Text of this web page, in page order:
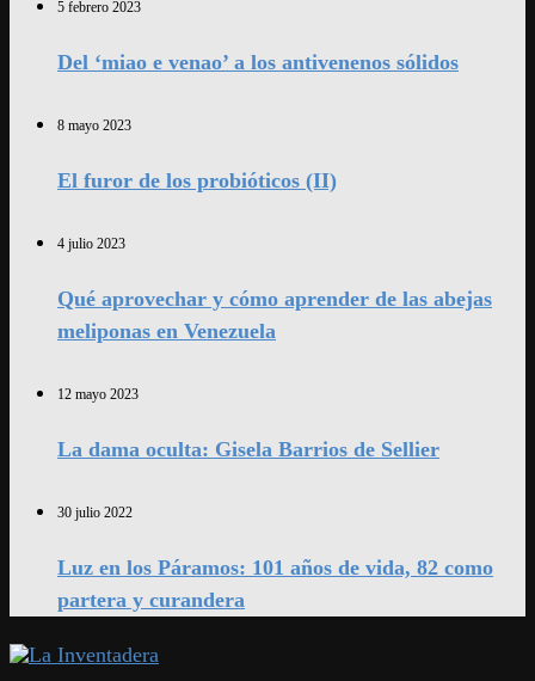
5 febrero 2023
Del ‘miao e venao’ a los antivenenos sólidos
8 mayo 2023
El furor de los probióticos (II)
4 julio 2023
Qué aprovechar y cómo aprender de las abejas
meliponas en Venezuela
12 mayo 2023
La dama oculta: Gisela Barrios de Sellier
30 julio 2022
Luz en los Páramos: 101 años de vida, 82 como
partera y curandera